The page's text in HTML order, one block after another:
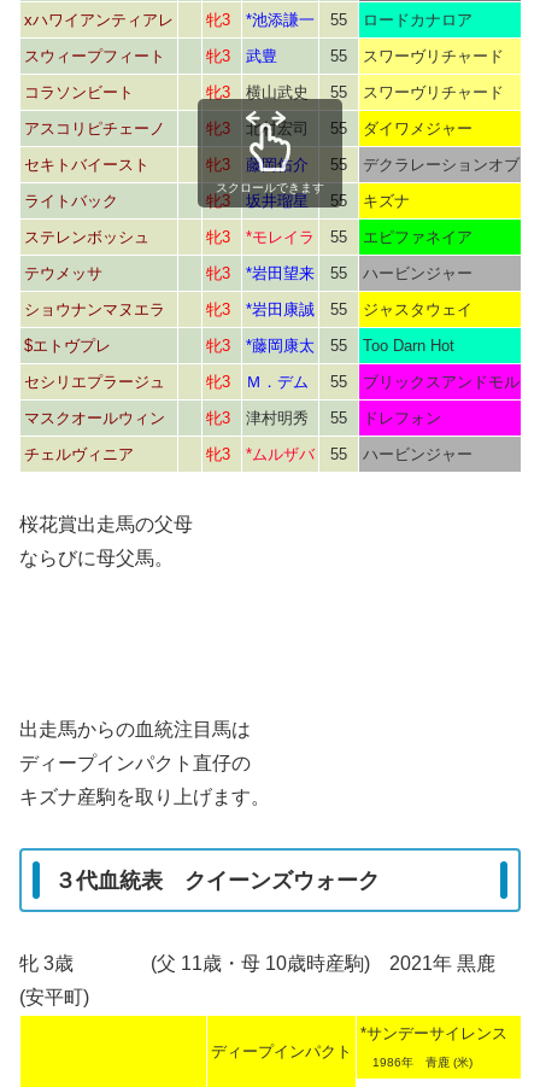
xハワイアンティアレ
牝3 *池添謙一 55
ロードカナロア
スウィープフィート
牝3 武豊 55
スワーヴリチャード
コラソンビート
牝3 横山武史 55
スワーヴリチャード
アスコリピチェーノ
牝3 北村宏司 55
ダイワメジャー
セキトバイースト
牝3 藤岡佑介 55
デクラレーションオブウ
ライトバック
牝3 坂井瑠星 55
キズナ
ステレンボッシュ
牝3 *モレイラ 55
エピファネイア
テウメッサ
牝3 *岩田望来 55
ハービンジャー
ショウナンマヌエラ
牝3 *岩田康誠 55
ジャスタウェイ
$エトヴプレ
牝3 *藤岡康太 55
Too Darn Hot
セシリエプラージュ
牝3 Ｍ．デム 55
ブリックスアンドモルタ
マスクオールウィン
牝3 津村明秀 55
ドレフォン
チェルヴィニア
牝3 *ムルザバ 55 ハービンジャー
スクロールできます
桜花賞出走馬の父母
ならびに母父馬。
出走馬からの血統注目馬は
ディープインパクト直仔の
キズナ産駒を取り上げます。
３代血統表 クイーンズウォーク
牝 3歳 (父 11歳・母 10歳時産駒) 2021年 黒鹿
(安平町)
ディープインパクト
*サンデーサイレンス
1986年 青鹿 (米)